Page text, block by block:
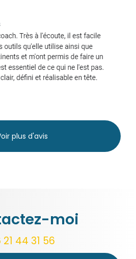
plus d'avis
moi
21 44 31 56